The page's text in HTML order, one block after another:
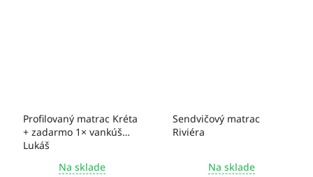
Profilovaný matrac Kréta
+ zadarmo 1× vankúš
Lukáš
Na sklade
Sendvičový matrac
Riviéra
Na sklade